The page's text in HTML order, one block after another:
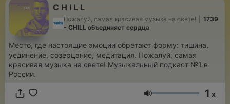
C H I L L
Пожалуй, самая красивая музыка на свете!
1739
- CHILL объединяет сердца
Место, где настоящие эмоции обретают форму: тишина,
уединение, созерцание, медитация. Пожалуй, самая
красивая музыка на свете! Музыкальный подкаст №1 в
России.
Głośność 1 x